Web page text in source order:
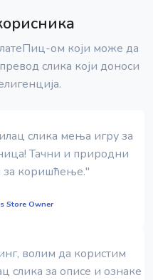
ом који може да
слика који доноси
слика мења игру за
Тачни и природни
за коришћење."
Store Owner
волим да користим
слика за описе и ознаке